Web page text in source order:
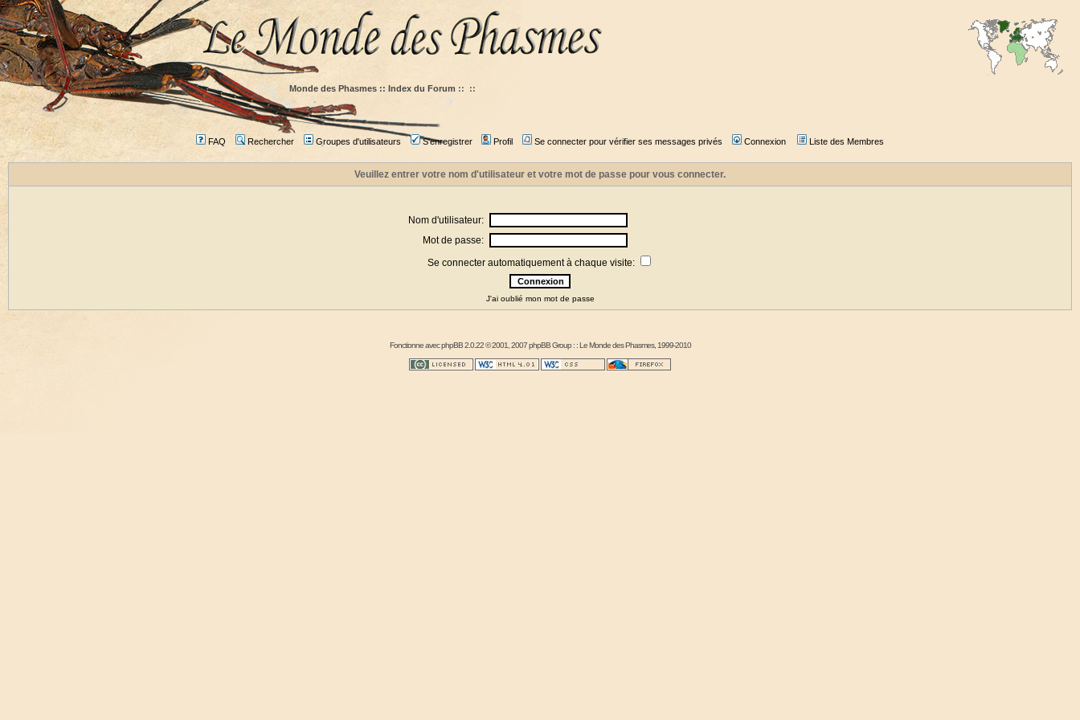
Monde des Phasmes :: Index du Forum :: ::
FAQ Rechercher Groupes d'utilisateurs S'enregistrer Profil Se connecter pour vérifier ses messages privés Connexion Liste des Membres
Veuillez entrer votre nom d'utilisateur et votre mot de passe pour vous connecter.
Nom d'utilisateur:
Mot de passe:
Se connecter automatiquement à chaque visite:
J'ai oublié mon mot de passe
Fonctionne avecphpBB2.0.22 © 2001, 2007 phpBB Group : :Le Monde des Phasmes, 1999-2010